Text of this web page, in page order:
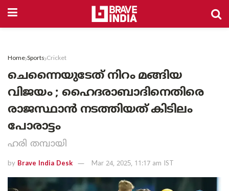
Home Sports Cricket
ചെന്നൈയുടേത് നിറം മങ്ങിയ
വിജയം ; ഹൈദരാബാദിനെതിരെ
രാജസ്ഥാൻ നടത്തിയത് കിടിലം
പോരാട്ടം
ഹരി തമ്പായി
by Brave India Desk Mar 24, 2025, 11:17 am IST